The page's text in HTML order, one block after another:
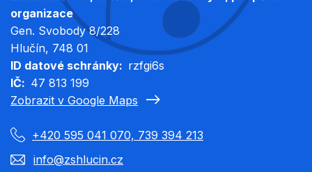
organizace
Gen. Svobody 8/228
Hlučín, 748 01
ID datové schránky
rzfgi6s
IČ
47 813 199
Zobrazit v Google Maps
+420 595 041 070, 739 394 213
info@zshlucin.cz